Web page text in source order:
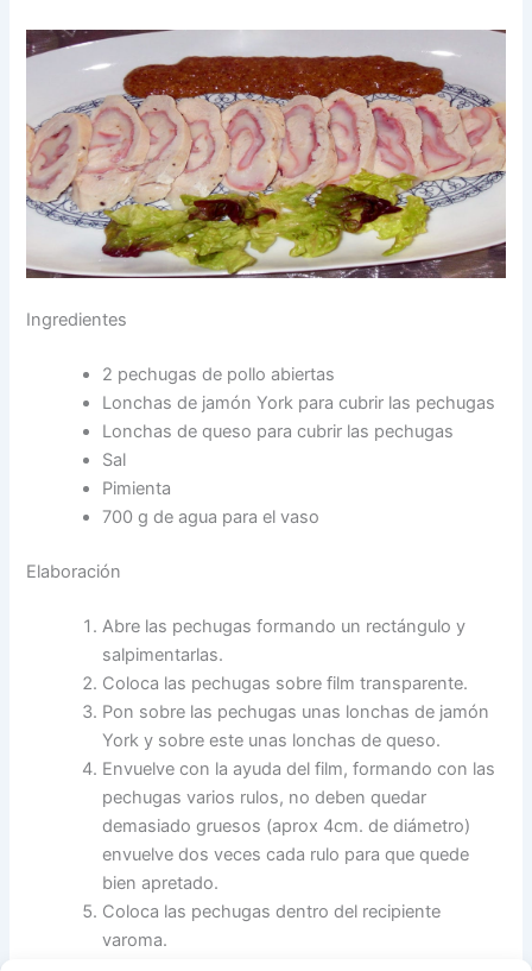
Ingredientes
2 pechugas de pollo abiertas
Lonchas de jamón York para cubrir las pechugas
Lonchas de queso para cubrir las pechugas
Sal
Pimienta
700 g de agua para el vaso
Elaboración
Abre las pechugas formando un rectángulo y
salpimentarlas.
Coloca las pechugas sobre film transparente.
Pon sobre las pechugas unas lonchas de jamón
York y sobre este unas lonchas de queso.
Envuelve con la ayuda del film, formando con las
pechugas varios rulos, no deben quedar
demasiado gruesos (aprox 4cm. de diámetro)
envuelve dos veces cada rulo para que quede
bien apretado.
Coloca las pechugas dentro del recipiente
varoma.